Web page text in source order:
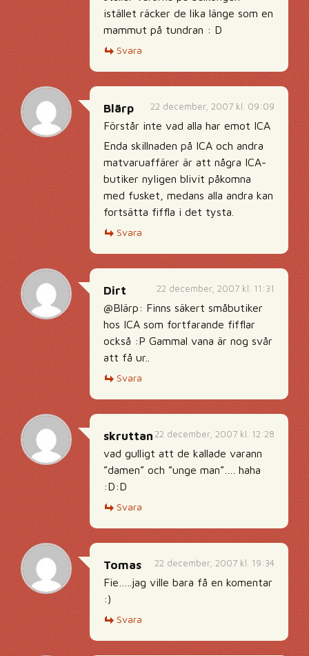
istället räcker de lika länge som en
mammut på tundran : D
Svara
22 december, 2007 kl. 09:09
Blärp
Förstår inte vad alla har emot ICA
Enda skillnaden på ICA och andra
matvaruaffärer är att några ICA-
butiker nyligen blivit påkomna
med fusket, medans alla andra kan
fortsätta fiffla i det tysta.
Svara
22 december, 2007 kl. 11:31
Dirt
@Blärp: Finns säkert småbutiker
hos ICA som fortfarande fifflar
också :P Gammal vana är nog svår
att få ur..
Svara
22 december, 2007 kl. 12:28
skruttan
vad gulligt att de kallade varann
”damen” och ”unge man”…. haha
:D:D
Svara
22 december, 2007 kl. 19:34
Tomas
Fie…..jag ville bara få en komentar
:)
Svara